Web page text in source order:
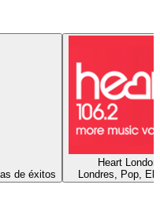
de éxitos
Heart London
Londres, Pop,